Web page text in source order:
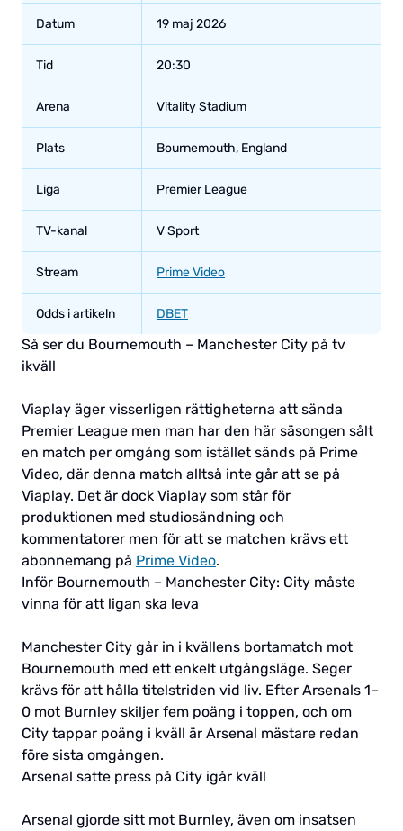
Datum 19 maj 2026
Tid 20:30
Arena Vitality Stadium
Plats Bournemouth, England
Liga Premier League
TV-kanal V Sport
Stream Prime Video
Odds i artikeln DBET
Så ser du Bournemouth – Manchester City på tv
ikväll
Viaplay äger visserligen rättigheterna att sända
Premier League men man har den här säsongen sålt
en match per omgång som istället sänds på Prime
Video, där denna match alltså inte går att se på
Viaplay. Det är dock Viaplay som står för
produktionen med studiosändning och
kommentatorer men för att se matchen krävs ett
abonnemang på Prime Video.
Inför Bournemouth – Manchester City: City måste
vinna för att ligan ska leva
Manchester City går in i kvällens bortamatch mot
Bournemouth med ett enkelt utgångsläge. Seger
krävs för att hålla titelstriden vid liv. Efter Arsenals 1–
0 mot Burnley skiljer fem poäng i toppen, och om
City tappar poäng i kväll är Arsenal mästare redan
före sista omgången.
Arsenal satte press på City igår kväll
Arsenal gjorde sitt mot Burnley, även om insatsen